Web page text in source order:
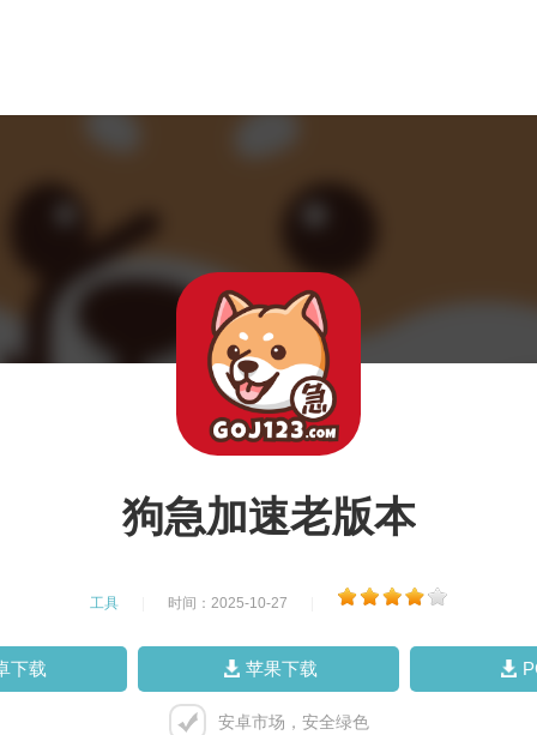
狗急加速老版本
工具 时间：2025-10-27
下载 苹果下载
安卓市场，安全绿色